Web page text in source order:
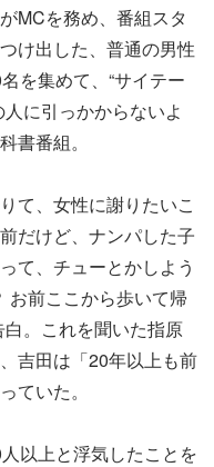
MCを務め、番組スタ
け出した、普通の男性
を集めて、“サイテー
に引っかからないよ
書番組。
て、女性に謝りたいこ
だけど、ナンパした子
て、チューとかしよう
お前ここから歩いて帰
。これを聞いた指原
吉田は「20年以上も前
ていた。
以上と浮気したことを